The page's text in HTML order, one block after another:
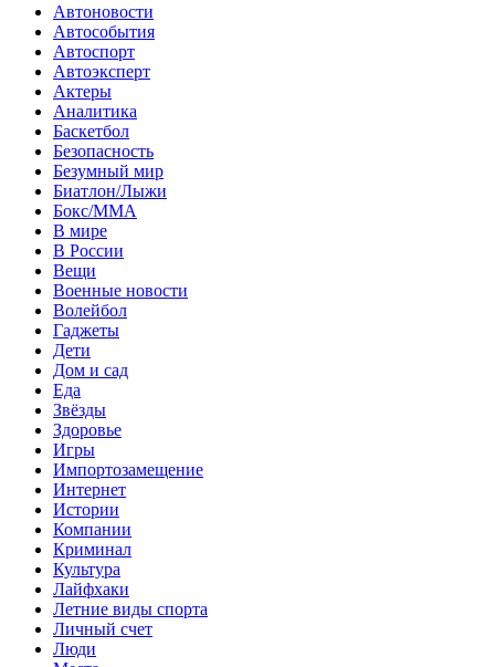
Автоновости
Автособытия
Автоспорт
Автоэксперт
Актеры
Аналитика
Баскетбол
Безопасность
Безумный мир
Биатлон/Лыжи
Бокс/MMA
В мире
В России
Вещи
Военные новости
Волейбол
Гаджеты
Дети
Дом и сад
Еда
Звёзды
Здоровье
Игры
Импортозамещение
Интернет
Истории
Компании
Криминал
Культура
Лайфхаки
Летние виды спорта
Личный счет
Люди